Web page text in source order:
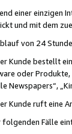
einer einzigen
und mit dem
von 24
Kunde bestellt ein
oder Produkte,
Newspapers“,
Kunde ruft eine
folgenden Fälle